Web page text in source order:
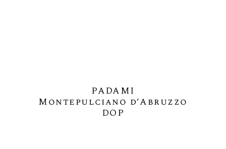
PADAMI
Montepulciano d’Abruzzo
DOP